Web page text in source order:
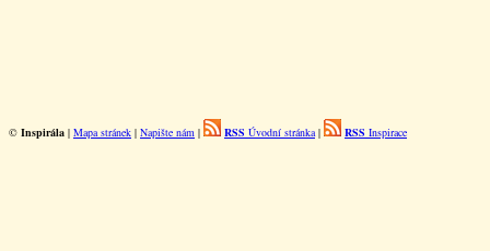
© Inspirála | Mapa stránek | Napište nám | RSS Úvodní stránka| RSS Inspirace